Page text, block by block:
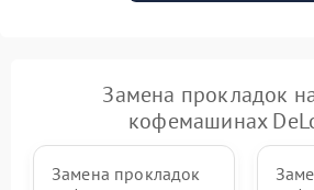
Замена прокладок
кофемашинах
Замена прокладок